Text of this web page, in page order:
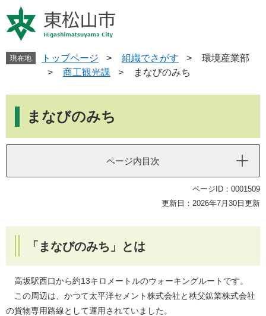
ー
ジ
す
ニ
ュ
し
へ
現在地 トップページ > 組織でさがす >
環境産業部
>
商工観光課 > まなびのみち
まなびのみち
ページ内目次
ページID：0001509
更新日：2026年7月30日更新
「まなびのみち」とは
高坂駅西口から約13キロメートルのウォーキングルートです。
この周辺は、かつて太平洋セメント株式会社と秩父鉱業株式会社
の貨物専用路線として運用されていました。